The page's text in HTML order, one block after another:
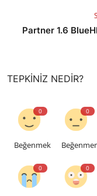
Partner 1.6
TEPKINIZ NEDIR?
0
Beğenmek
0
0 0